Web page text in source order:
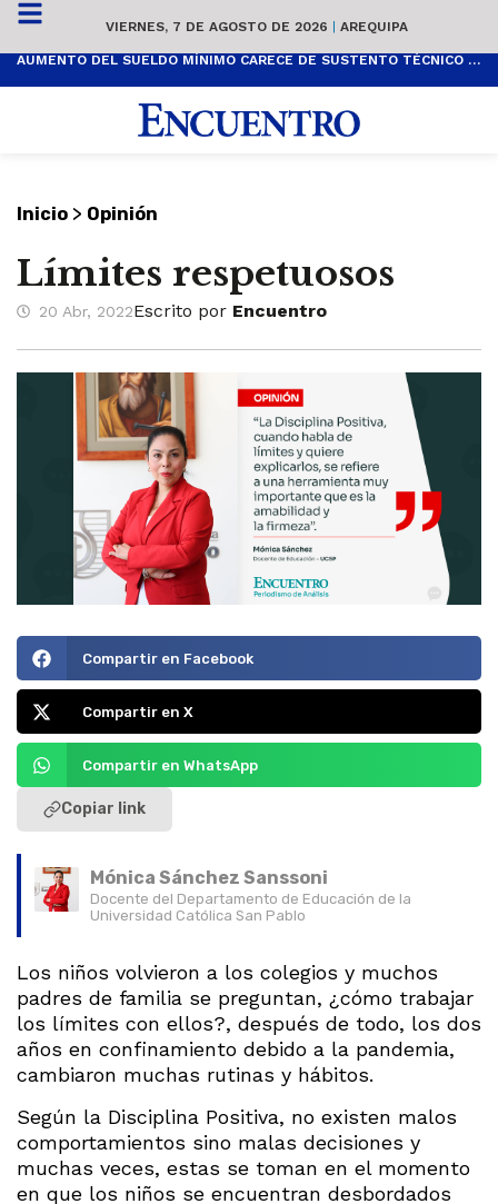
VIERNES, 7 DE AGOSTO DE 2026 | AREQUIPA
AUMENTO DEL SUELDO MÍNIMO CARECE DE SUSTENTO TÉCNICO Y ES POPULISTA
Inicio > Opinión
Límites respetuosos
20 Abr, 2022Escrito por Encuentro
Compartir en Facebook
Compartir en X
Compartir en WhatsApp
Copiar link
Mónica Sánchez Sanssoni
Docente del Departamento de Educación de la
Universidad Católica San Pablo
Los niños volvieron a los colegios y muchos
padres de familia se preguntan, ¿cómo trabajar
los límites con ellos?, después de todo, los dos
años en confinamiento debido a la pandemia,
cambiaron muchas rutinas y hábitos.
Según la Disciplina Positiva, no existen malos
comportamientos sino malas decisiones y
muchas veces, estas se toman en el momento
en que los niños se encuentran desbordados